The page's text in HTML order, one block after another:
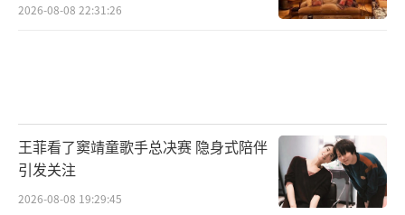
2026-08-08 22:31:26
王菲看了窦靖童歌手总决赛 隐身式陪伴
引发关注
2026-08-08 19:29:45